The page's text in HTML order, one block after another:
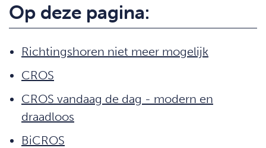
Op deze pagina:
Richtingshoren niet meer mogelijk
CROS
CROS vandaag de dag - modern en
draadloos
BiCROS